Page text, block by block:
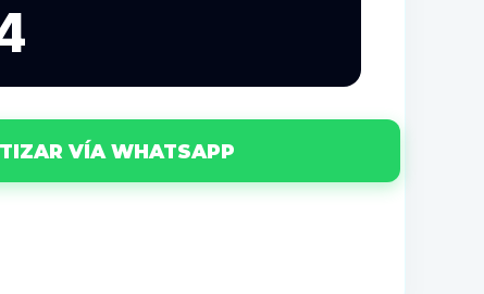
VÍA WHATSAPP